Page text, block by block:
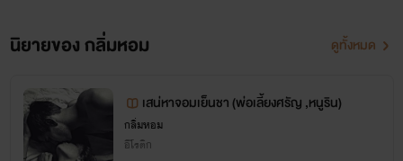
นิยายของ กลิ่มหอม ดูทั้งหมด
เสน่หาจอมเย็นชา (พ่อเลี้ยงศรัญ ,หนูริน)
กลิ่มหอม
อีโรติก